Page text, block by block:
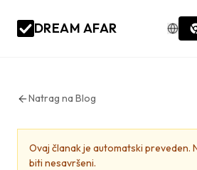
DREAM AFAR
Natrag na Blog
Ovaj članak je automatski preveden.
biti nesavršeni.